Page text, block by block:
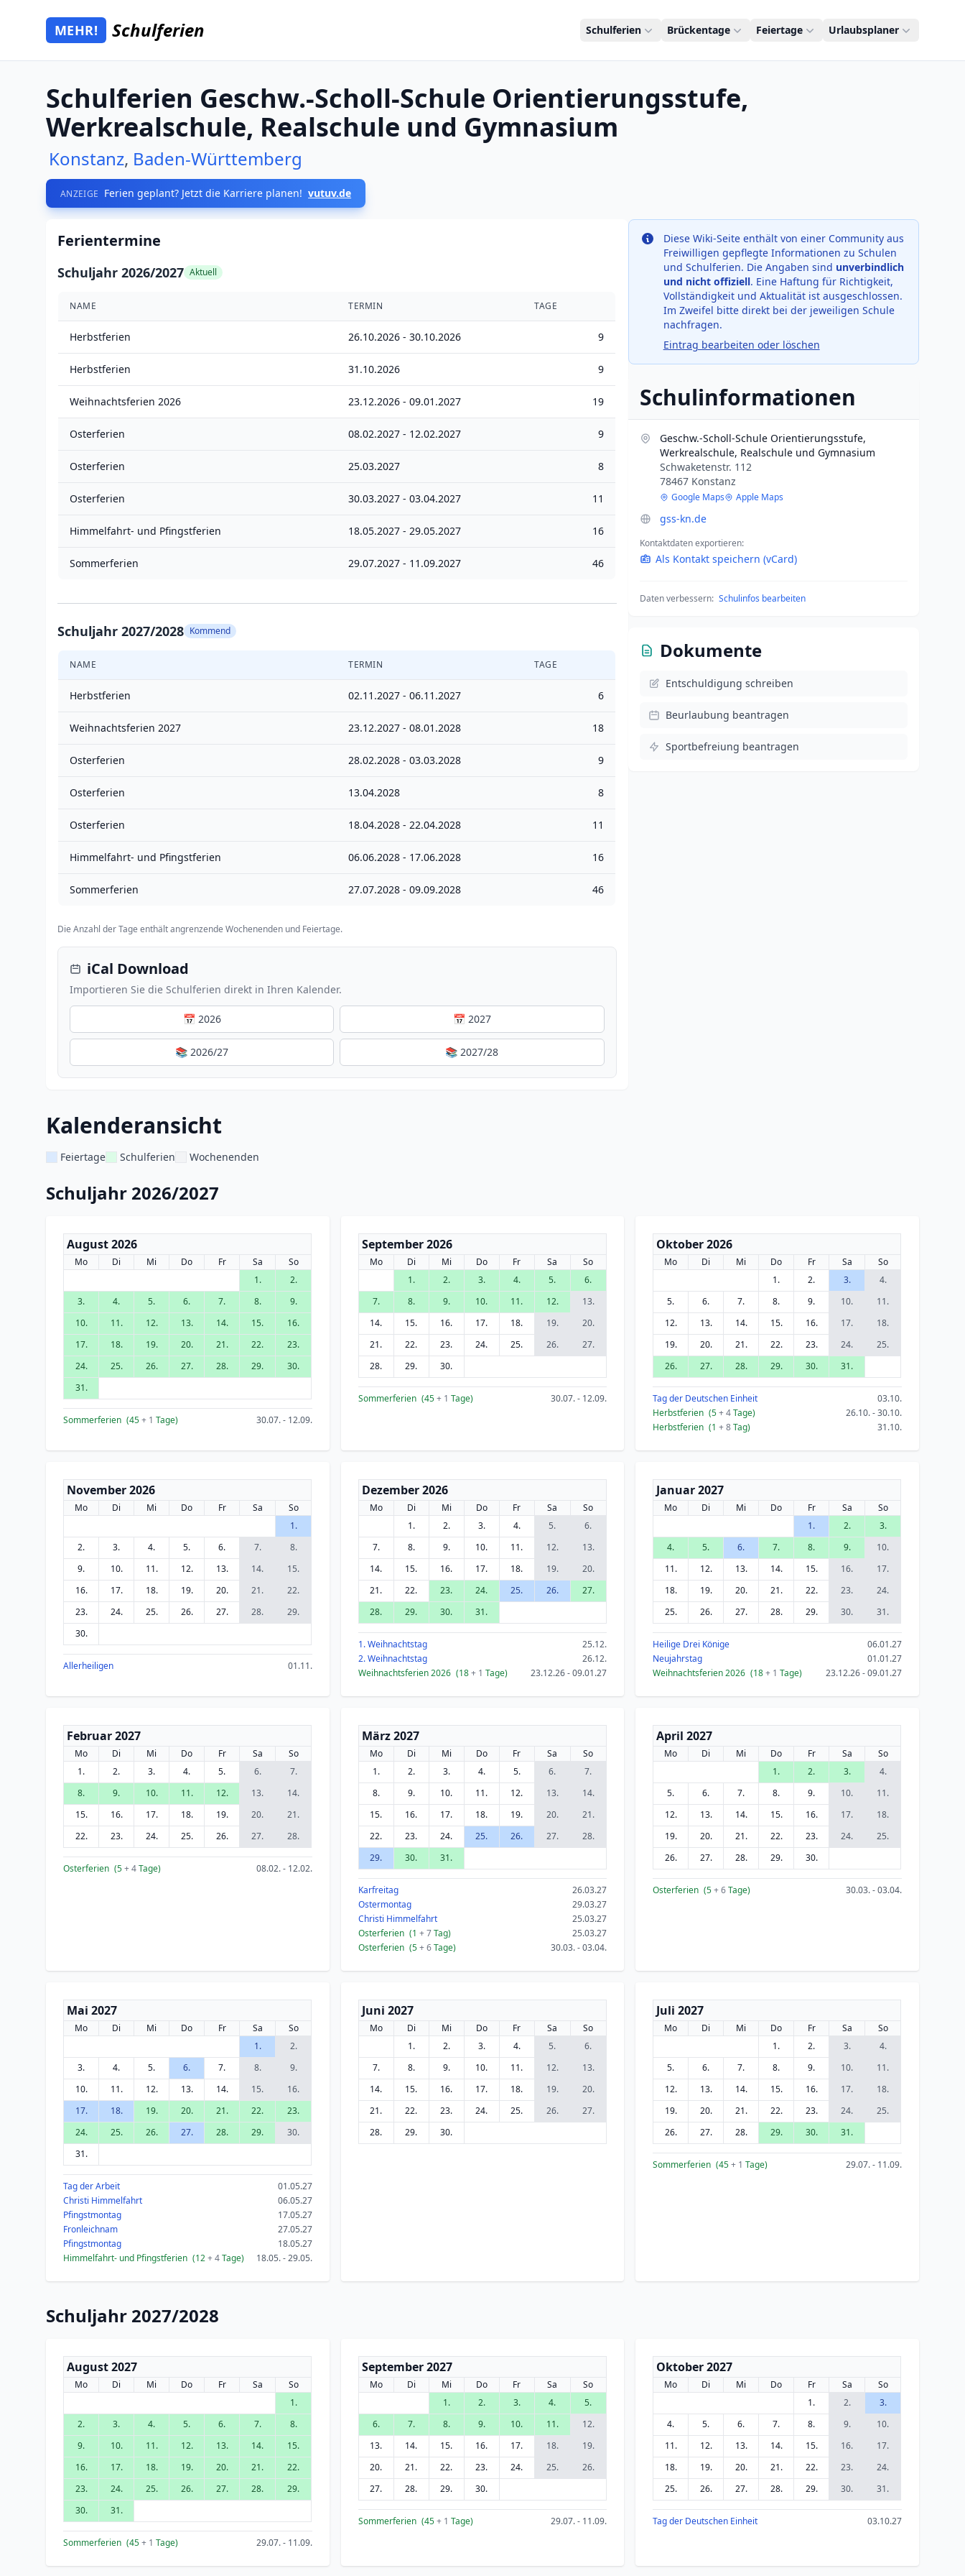
Zum Hauptinhalt springen
Mehr Schulferien
MEHR! Schulferien Schulferien Brückentage Feiertage Urlaubsplaner
Schulferien Geschw.-Scholl-Schule Orientierungsstufe,
Werkrealschule, Realschule und Gymnasium
Konstanz, Baden-Württemberg
ANZEIGE Ferien geplant? Jetzt die Karriere planen! vutuv.de
Ferientermine
Schuljahr 2026/2027 Aktuell
NAME TERMIN TAGE
Herbstferien 26.10.2026 - 30.10.2026 9
Herbstferien 31.10.2026 9
Weihnachtsferien 2026 23.12.2026 - 09.01.2027 19
Osterferien 08.02.2027 - 12.02.2027 9
Osterferien 25.03.2027 8
Osterferien 30.03.2027 - 03.04.2027 11
Himmelfahrt- und Pfingstferien 18.05.2027 - 29.05.2027 16
Sommerferien 29.07.2027 - 11.09.2027 46
Schuljahr 2027/2028 Kommend
NAME TERMIN TAGE
Herbstferien 02.11.2027 - 06.11.2027 6
Weihnachtsferien 2027 23.12.2027 - 08.01.2028 18
Osterferien 28.02.2028 - 03.03.2028 9
Osterferien 13.04.2028 8
Osterferien 18.04.2028 - 22.04.2028 11
Himmelfahrt- und Pfingstferien 06.06.2028 - 17.06.2028 16
Sommerferien 27.07.2028 - 09.09.2028 46
Die Anzahl der Tage enthält angrenzende Wochenenden und Feiertage.
iCal Download
Importieren Sie die Schulferien direkt in Ihren Kalender.
📅 2026 📅 2027
📚 2026/27 📚 2027/28
Diese Wiki-Seite enthält von einer Community aus
Freiwilligen gepflegte Informationen zu Schulen
und Schulferien. Die Angaben sind unverbindlich
und nicht offiziell. Eine Haftung für Richtigkeit,
Vollständigkeit und Aktualität ist ausgeschlossen.
Im Zweifel bitte direkt bei der jeweiligen Schule
nachfragen.
Eintrag bearbeiten oder löschen
Schulinformationen
Geschw.-Scholl-Schule Orientierungsstufe,
Werkrealschule, Realschule und Gymnasium
Schwaketenstr. 112
78467 Konstanz
Google Maps Apple Maps
gss-kn.de
Kontaktdaten exportieren:
Als Kontakt speichern (vCard)
Daten verbessern: Schulinfos bearbeiten
Dokumente
Entschuldigung schreiben
Beurlaubung beantragen
Sportbefreiung beantragen
Kalenderansicht
Feiertage Schulferien Wochenenden
Schuljahr 2026/2027
August 2026
Mo Di Mi Do Fr Sa
So
1.
2.
3.
4. 5. 6. 7. 8.
9.
10.
11. 12. 13. 14. 15.
16.
17.
18. 19. 20. 21. 22.
23.
24.
25. 26. 27. 28. 29.
30.
31.
Sommerferien (45+ 1 Tage) 30.07. - 12.09.
September 2026
Mo Di Mi Do Fr Sa
So
1.
2. 3. 4. 5.
6.
7.
8. 9. 10. 11. 12.
13.
14.
15. 16. 17. 18. 19.
20.
21.
22. 23. 24. 25. 26.
27.
28.
29. 30.
Sommerferien (45+ 1 Tage) 30.07. - 12.09.
Oktober 2026
Mo Di Mi Do Fr Sa
So
1.
2. 3.
4.
5.
6. 7. 8. 9. 10.
11.
12.
13. 14. 15. 16. 17.
18.
19.
20. 21. 22. 23. 24.
25.
26.
27. 28. 29. 30. 31.
Tag der Deutschen Einheit
03.10.
Herbstferien (5+ 4Tage)
26.10. - 30.10.
Herbstferien (1+ 8Tag) 31.10.
November 2026
Mo Di Mi Do Fr Sa
So
1.
2.
3. 4. 5. 6. 7.
8.
9.
10. 11. 12. 13. 14.
15.
16.
17. 18. 19. 20. 21.
22.
23.
24. 25. 26. 27. 28.
29.
30.
Allerheiligen 01.11.
Dezember 2026
Mo Di Mi Do Fr Sa
So
1.
2. 3. 4. 5.
6.
7.
8. 9. 10. 11. 12.
13.
14.
15. 16. 17. 18. 19.
20.
21.
22. 23. 24. 25. 26.
27.
28.
29. 30. 31.
1. Weihnachtstag
25.12.
2. Weihnachtstag
26.12.
Weihnachtsferien 2026 (18+ 1 Tage) 23.12.26 - 09.01.27
Januar 2027
Mo Di Mi Do Fr Sa
So
1.
2.
3.
4.
5. 6. 7. 8. 9.
10.
11.
12. 13. 14. 15. 16.
17.
18.
19. 20. 21. 22. 23.
24.
25.
26. 27. 28. 29. 30. 31.
Heilige Drei Könige
06.01.27
Neujahrstag
01.01.27
Weihnachtsferien 2026 (18+ 1 Tage) 23.12.26 - 09.01.27
Februar 2027
Mo Di Mi Do Fr Sa
So
1.
2. 3. 4. 5. 6.
7.
8.
9. 10. 11. 12. 13.
14.
15.
16. 17. 18. 19. 20.
21.
22.
23. 24. 25. 26. 27. 28.
Osterferien (5+ 4Tage) 08.02. - 12.02.
März 2027
Mo Di Mi Do Fr Sa
So
1.
2. 3. 4. 5. 6.
7.
8.
9. 10. 11. 12. 13.
14.
15.
16. 17. 18. 19. 20.
21.
22.
23. 24. 25. 26. 27.
28.
29.
30. 31.
Karfreitag
26.03.27
Ostermontag
29.03.27
Christi Himmelfahrt
25.03.27
Osterferien (1 + 7Tag)
25.03.27
Osterferien (5+ 6Tage) 30.03. - 03.04.
April 2027
Mo Di Mi Do Fr Sa
So
1.
2. 3.
4.
5.
6. 7. 8. 9. 10.
11.
12.
13. 14. 15. 16. 17.
18.
19.
20. 21. 22. 23. 24.
25.
26.
27. 28. 29. 30.
Osterferien (5+ 6Tage) 30.03. - 03.04.
Mai 2027
Mo Di Mi Do Fr Sa
So
1.
2.
3.
4. 5. 6. 7. 8.
9.
10.
11. 12. 13. 14. 15.
16.
17.
18. 19. 20. 21. 22.
23.
24.
25. 26. 27. 28. 29.
30.
31.
Tag der Arbeit
01.05.27
Christi Himmelfahrt
06.05.27
Pfingstmontag
17.05.27
Fronleichnam
27.05.27
Pfingstmontag
18.05.27
Himmelfahrt- und Pfingstferien (12+ 4Tage) 18.05. - 29.05.
Juni 2027
Mo Di Mi Do Fr Sa
So
1.
2. 3. 4. 5.
6.
7.
8. 9. 10. 11. 12.
13.
14.
15. 16. 17. 18. 19.
20.
21.
22. 23. 24. 25. 26.
27.
28.
29. 30.
Juli 2027
Mo Di Mi Do Fr Sa
So
1.
2. 3.
4.
5.
6. 7. 8. 9. 10.
11.
12.
13. 14. 15. 16. 17.
18.
19.
20. 21. 22. 23. 24.
25.
26.
27. 28. 29. 30. 31.
Sommerferien (45+ 1 Tage) 29.07. - 11.09.
Schuljahr 2027/2028
August 2027
Mo Di Mi Do Fr Sa
So
1.
2.
3. 4. 5. 6. 7.
8.
9.
10. 11. 12. 13. 14.
15.
16.
17. 18. 19. 20. 21.
22.
23.
24. 25. 26. 27. 28.
29.
30.
31.
Sommerferien (45+ 1 Tage) 29.07. - 11.09.
September 2027
Mo Di Mi Do Fr Sa
So
1.
2. 3. 4.
5.
6.
7. 8. 9. 10. 11.
12.
13.
14. 15. 16. 17. 18.
19.
20.
21. 22. 23. 24. 25.
26.
27.
28. 29. 30.
Sommerferien (45+ 1 Tage) 29.07. - 11.09.
Oktober 2027
Mo Di Mi Do Fr Sa
So
1.
2.
3.
4.
5. 6. 7. 8. 9.
10.
11.
12. 13. 14. 15. 16.
17.
18.
19. 20. 21. 22. 23.
24.
25.
26. 27. 28. 29. 30. 31.
Tag der Deutschen Einheit 03.10.27